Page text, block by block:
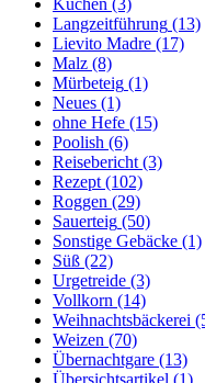
Langzeitführung (13)
Lievito Madre (17)
Malz (8)
Mürbeteig (1)
Neues (1)
ohne Hefe (15)
Poolish (6)
Reisebericht (3)
Rezept (102)
Roggen (29)
Sauerteig (50)
Sonstige Gebäcke (1)
Süß (22)
Urgetreide (3)
Vollkorn (14)
Weihnachtsbäckerei
Weizen (70)
Übernachtgare (13)
Übersichtsartikel (1)